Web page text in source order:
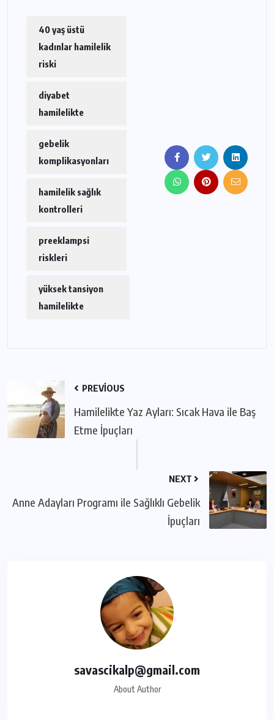
40 yaş üstü
kadınlar hamilelik
riski
diyabet
hamilelikte
gebelik
komplikasyonları
hamilelik sağlık
kontrolleri
preeklampsi
riskleri
yüksek tansiyon
hamilelikte
PREVIOUS
Hamilelikte Yaz Ayları: Sıcak Hava ile Baş
Etme İpuçları
NEXT
Anne Adayları Programı ile Sağlıklı Gebelik
İpuçları
savascikalp@gmail.com
About Author